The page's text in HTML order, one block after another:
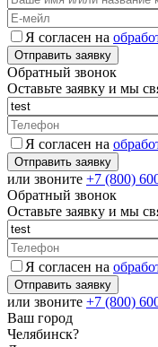
Я согласен на
Обратный звонок
Оставьте заявку и мы
Я согласен на
или звоните +7 (800)
Обратный звонок
Оставьте заявку и мы
Я согласен на
или звоните +7 (800)
Ваш город
Челябинск?